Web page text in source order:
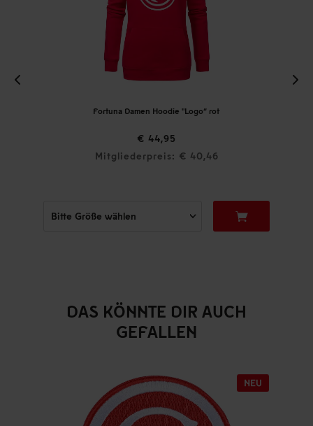
Fortuna Damen Hoodie "Logo“ rot
€ 44,95
Mitgliederpreis: € 40,46
DAS KÖNNTE DIR AUCH
GEFALLEN